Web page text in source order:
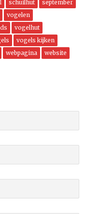
schuilhut
september
vogelen
vogelhut
vogels kijken
webpagina website